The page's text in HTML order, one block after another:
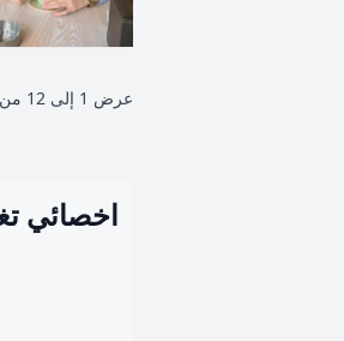
عرض 1 إلى 12 من
اخصائي